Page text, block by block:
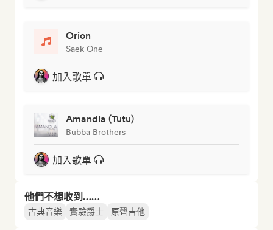
Orion
Saek One
加入歌單
Amandla (Tutu)
Bubba Brothers
加入歌單
他們不想收到……
古典音樂 實驗爵士 原聲吉他